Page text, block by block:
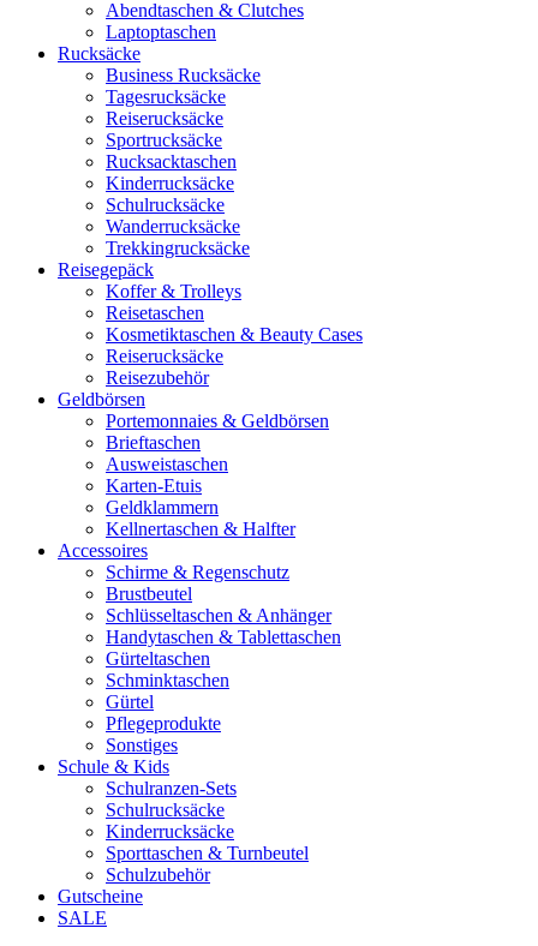
Abendtaschen & Clutches
Laptoptaschen
Rucksäcke
Business Rucksäcke
Tagesrucksäcke
Reiserucksäcke
Sportrucksäcke
Rucksacktaschen
Kinderrucksäcke
Schulrucksäcke
Wanderrucksäcke
Trekkingrucksäcke
Reisegepäck
Koffer & Trolleys
Reisetaschen
Kosmetiktaschen & Beauty Cases
Reiserucksäcke
Reisezubehör
Geldbörsen
Portemonnaies & Geldbörsen
Brieftaschen
Ausweistaschen
Karten-Etuis
Geldklammern
Kellnertaschen & Halfter
Accessoires
Schirme & Regenschutz
Brustbeutel
Schlüsseltaschen & Anhänger
Handytaschen & Tablettaschen
Gürteltaschen
Schminktaschen
Gürtel
Pflegeprodukte
Sonstiges
Schule & Kids
Schulranzen-Sets
Schulrucksäcke
Kinderrucksäcke
Sporttaschen & Turnbeutel
Schulzubehör
Gutscheine
SALE